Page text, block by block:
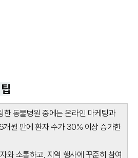
한 동물병원 중에는 온라인 마케팅과
개월 만에 환자 수가 30% 이상 증가한
와 소통하고, 지역 행사에 꾸준히 참여